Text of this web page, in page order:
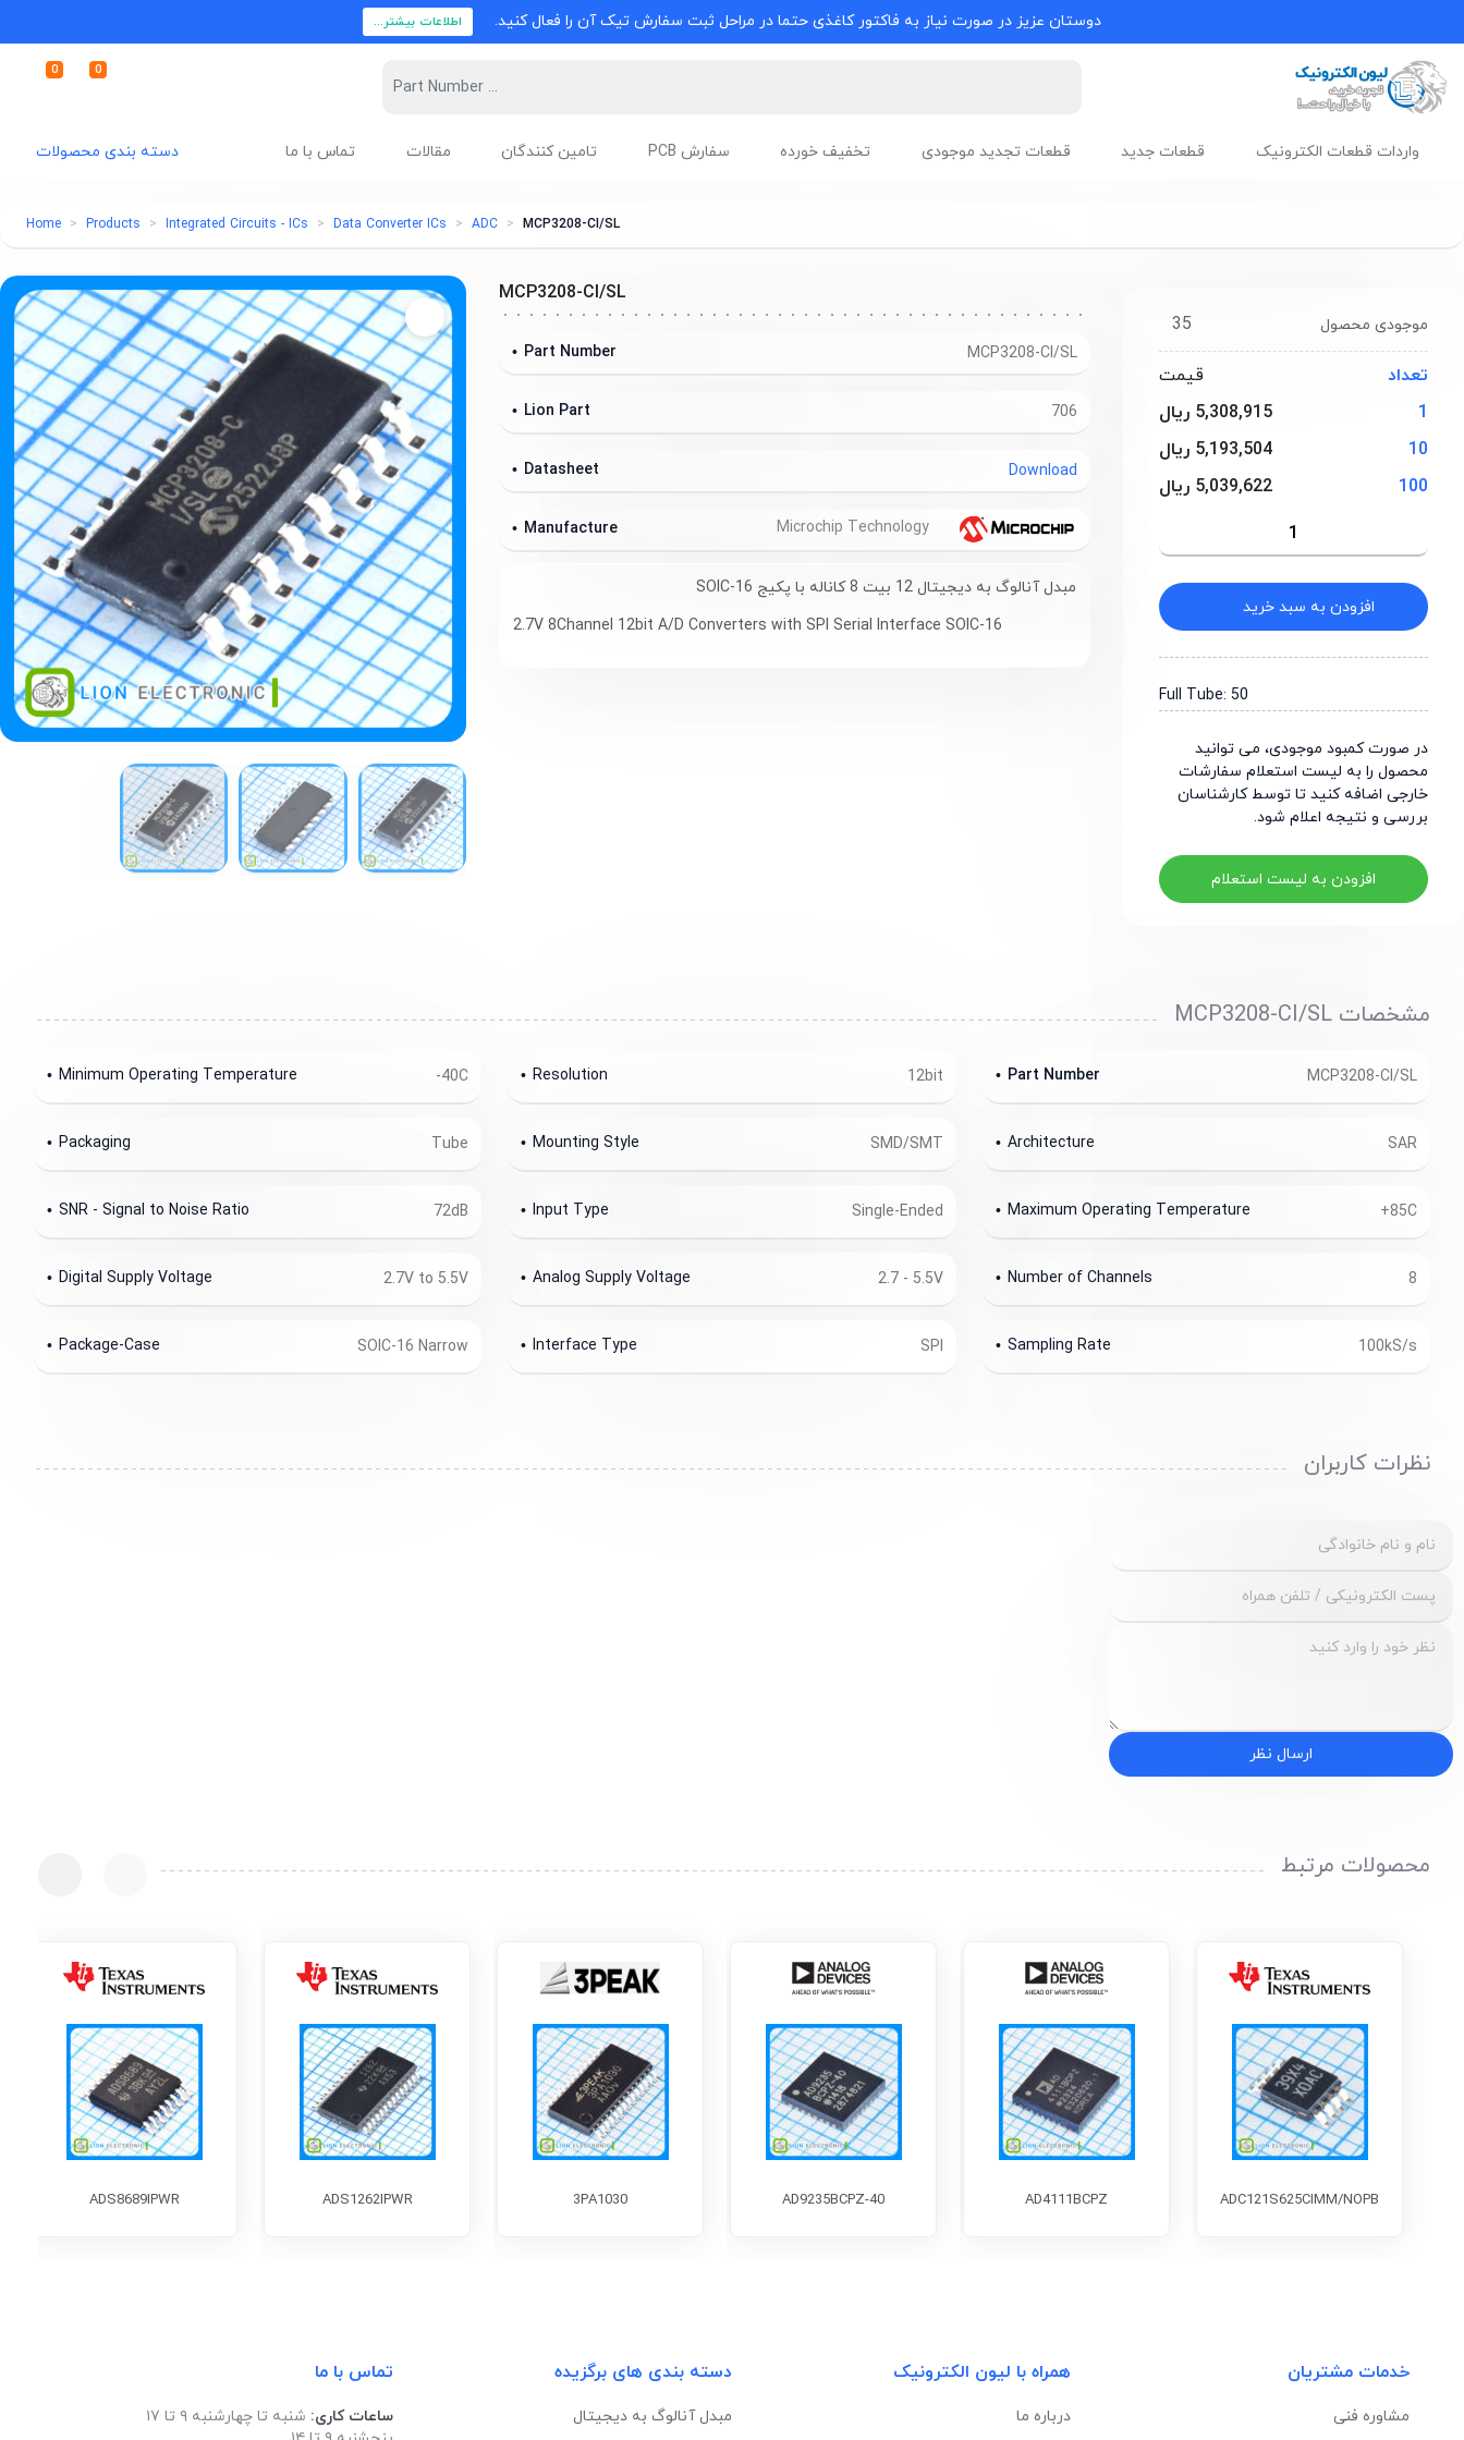
دوستان عزیز در صورت نیاز به فاکتور کاغذی حتما در مراحل ثبت سفارش تیک آن را فعال کنید. اطلاعات بیشتر...
0 0
دسته بندی محصولات واردات قطعات الکترونیک قطعات جدید قطعات تجدید موجودی تخفیف خورده سفارش PCB تامین کنندگان مقالات تماس با ما
Home Products Integrated Circuits - ICs Data Converter ICs ADC MCP3208-CI/SL
35 موجودی محصول
تعداد
قیمت
1
5,308,915 ریال
10
5,193,504 ریال
100
5,039,622 ریال
افزودن به سبد خرید
Full Tube: 50
در صورت کمبود موجودی، می توانید
محصول را به لیست استعلام سفارشات
خارجی اضافه کنید تا توسط کارشناسان
بررسی و نتیجه اعلام شود.
افزودن به لیست استعلام
MCP3208-CI/SL
MCP3208-CI/SL
Part Number
706
Lion Part
Download
Datasheet
Manufacture
مبدل آنالوگ به دیجیتال 12 بیت 8 کاناله با پکیج SOIC-16
2.7V 8Channel 12bit A/D Converters with SPI Serial Interface SOIC-16
مشخصات MCP3208-CI/SL
MCP3208-CI/SL
Part Number
12bit
Resolution
-40C
Minimum Operating Temperature
SAR
Architecture
SMD/SMT
Mounting Style
Tube
Packaging
+85C
Maximum Operating Temperature
Single-Ended
Input Type
72dB
SNR - Signal to Noise Ratio
8
Number of Channels
2.7 - 5.5V
Analog Supply Voltage
2.7V to 5.5V
Digital Supply Voltage
100kS/s
Sampling Rate
SPI
Interface Type
SOIC-16 Narrow
Package-Case
نظرات کاربران
ارسال نظر
محصولات مرتبط
ADC121S625CIMM/NOPB
AD4111BCPZ
AD9235BCPZ-40
3PA1030
ADS1262IPWR
ADS8689IPWR
خدمات مشتریان
مشاوره فنی
همراه با لیون الکترونیک
درباره ما
دسته بندی های برگزیده
مبدل آنالوگ به دیجیتال
تماس با ما
ساعات کاری: شنبه تا چهارشنبه ۹ تا ۱۷